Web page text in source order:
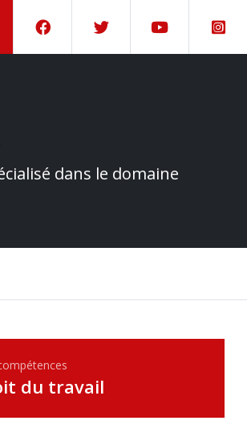
dans le domaine
du travail